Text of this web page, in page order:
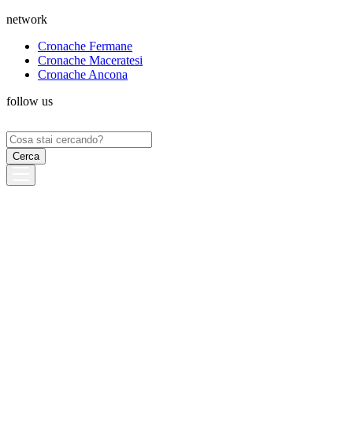
network
Cronache Fermane
Cronache Maceratesi
Cronache Ancona
follow us
Ricerca
per: